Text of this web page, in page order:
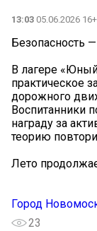
13:03 05.06.2026 16+
Безопасность
В лагере
практическое
дорожного
Воспитанники
награду за
теорию
Лето
Город
23